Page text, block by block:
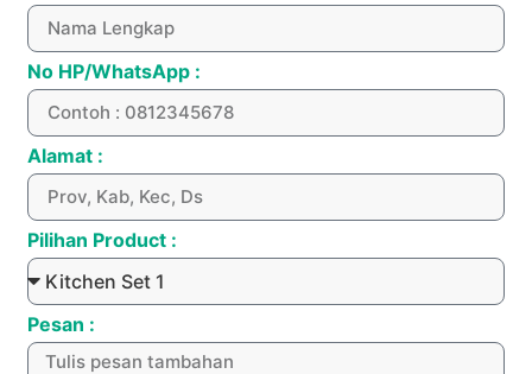
No HP/WhatsApp :
Alamat :
Pilihan Product :
Pesan :